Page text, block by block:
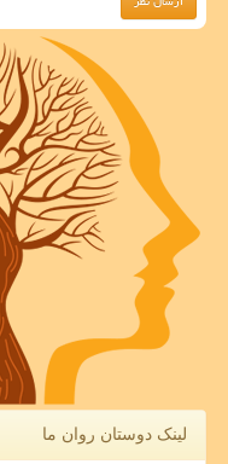
لینک دوستان روان ما